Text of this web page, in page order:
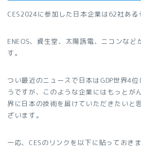
CES2024に参加した日本企業は62社ある
ENEOS、資生堂、太陽誘電、ニコンなど
す。
つい最近のニュースで日本はGDP世界4
うですが、このような企業にはもっとが
界に日本の技術を届けていただきたいと
ざいます。
一応、CESのリンクを以下に貼っておき